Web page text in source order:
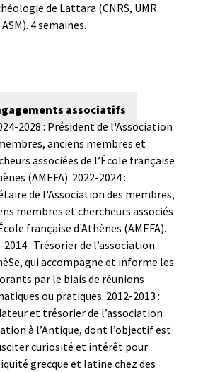
de Lattara (CNRS, UMR
4 semaines.
associatifs
2028 : Président de l'Association
anciens membres et
associées de l’École française
(AMEFA). 2022-2024 :
de l'Association des membres,
membres et chercheurs associés
française d'Athènes (AMEFA).
2014 : Trésorier de l’association
qui accompagne et informe les
par le biais de réunions
ou pratiques. 2012-2013 :
et trésorier de l’association
à l’Antique, dont l’objectif est
curiosité et intérêt pour
grecque et latine chez des